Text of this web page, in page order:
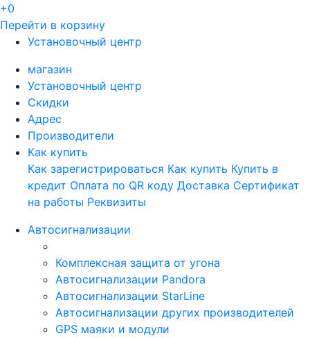
+0
Перейти в корзину
Установочный центр
магазин
Установочный центр
Скидки
Адрес
Производители
Как купить
Как зарегистрироваться Как купить Купить в
кредит Оплата по QR коду Доставка Сертификат
на работы Реквизиты
Автосигнализации
Комплексная защита от угона
Автосигнализации Pandora
Автосигнализации StarLine
Автосигнализации других производителей
GPS маяки и модули